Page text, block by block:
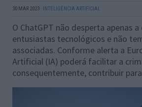
30 MAR 2023 · INTELIGÊNCIA ARTIFICIAL
O ChatGPT não desperta apenas
entusiastas tecnológicos e não
associadas. Conforme alerta a
Artificial (IA) poderá facilitar a
consequentemente, contribuir